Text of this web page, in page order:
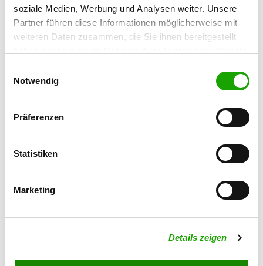
soziale Medien, Werbung und Analysen weiter. Unsere
Partner führen diese Informationen möglicherweise mit
weiteren Daten zusammen, die Sie ihnen bereitgestellt
Cookies, wenn Sie unsere Webseite weiterhin nutzen.
Notwendig
Präferenzen
Statistiken
Marketing
Details zeigen
Hottelner Kanalbrücke
31191 Algermissen
Handy:
0176 21648288
E-Mail:
Homepage:
Offer:
Monday 15:00 h - 20:00 h
15:00 h - 20:00 h